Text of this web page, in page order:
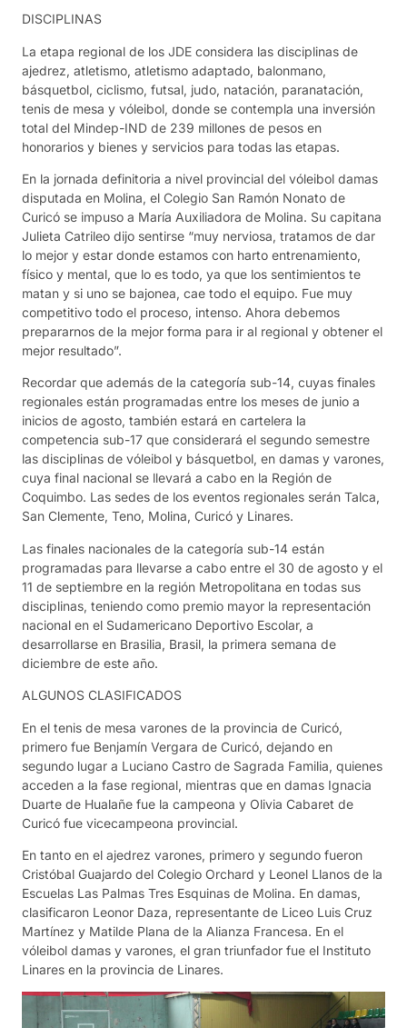
DISCIPLINAS
La etapa regional de los JDE considera las disciplinas de
ajedrez, atletismo, atletismo adaptado, balonmano,
básquetbol, ciclismo, futsal, judo, natación, paranatación,
tenis de mesa y vóleibol, donde se contempla una inversión
total del Mindep-IND de 239 millones de pesos en
honorarios y bienes y servicios para todas las etapas.
En la jornada definitoria a nivel provincial del vóleibol damas
disputada en Molina, el Colegio San Ramón Nonato de
Curicó se impuso a María Auxiliadora de Molina. Su capitana
Julieta Catrileo dijo sentirse “muy nerviosa, tratamos de dar
lo mejor y estar donde estamos con harto entrenamiento,
físico y mental, que lo es todo, ya que los sentimientos te
matan y si uno se bajonea, cae todo el equipo. Fue muy
competitivo todo el proceso, intenso. Ahora debemos
prepararnos de la mejor forma para ir al regional y obtener el
mejor resultado”.
Recordar que además de la categoría sub-14, cuyas finales
regionales están programadas entre los meses de junio a
inicios de agosto, también estará en cartelera la
competencia sub-17 que considerará el segundo semestre
las disciplinas de vóleibol y básquetbol, en damas y varones,
cuya final nacional se llevará a cabo en la Región de
Coquimbo. Las sedes de los eventos regionales serán Talca,
San Clemente, Teno, Molina, Curicó y Linares.
Las finales nacionales de la categoría sub-14 están
programadas para llevarse a cabo entre el 30 de agosto y el
11 de septiembre en la región Metropolitana en todas sus
disciplinas, teniendo como premio mayor la representación
nacional en el Sudamericano Deportivo Escolar, a
desarrollarse en Brasilia, Brasil, la primera semana de
diciembre de este año.
ALGUNOS CLASIFICADOS
En el tenis de mesa varones de la provincia de Curicó,
primero fue Benjamín Vergara de Curicó, dejando en
segundo lugar a Luciano Castro de Sagrada Familia, quienes
acceden a la fase regional, mientras que en damas Ignacia
Duarte de Hualañe fue la campeona y Olivia Cabaret de
Curicó fue vicecampeona provincial.
En tanto en el ajedrez varones, primero y segundo fueron
Cristóbal Guajardo del Colegio Orchard y Leonel Llanos de la
Escuelas Las Palmas Tres Esquinas de Molina. En damas,
clasificaron Leonor Daza, representante de Liceo Luis Cruz
Martínez y Matilde Plana de la Alianza Francesa. En el
vóleibol damas y varones, el gran triunfador fue el Instituto
Linares en la provincia de Linares.